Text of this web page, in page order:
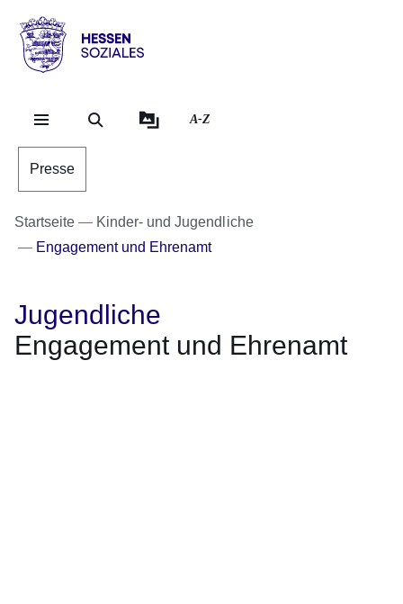
Hessen
Sozial
A-Z
Presse
Startseite
Kinder- und Jugendliche
Engagement und Ehrenamt
Jugendliche
Engagement und Ehrenamt